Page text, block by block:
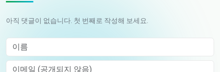
아직 댓글이 없습니다. 첫 번째로 작성해 보세요.
이름
이메일 (공개되지 않음)